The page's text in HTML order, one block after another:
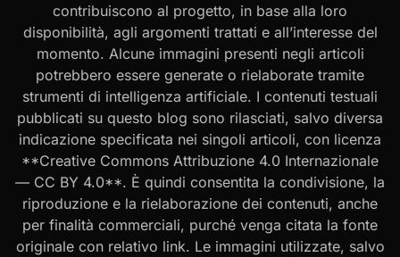
contribuiscono al progetto, in base alla loro
disponibilità, agli argomenti trattati e all’interesse del
momento. Alcune immagini presenti negli articoli
potrebbero essere generate o rielaborate tramite
strumenti di intelligenza artificiale. I contenuti testuali
pubblicati su questo blog sono rilasciati, salvo diversa
indicazione specificata nei singoli articoli, con licenza
**Creative Commons Attribuzione 4.0 Internazionale
— CC BY 4.0**. È quindi consentita la condivisione, la
riproduzione e la rielaborazione dei contenuti, anche
per finalità commerciali, purché venga citata la fonte
originale con relativo link. Le immagini utilizzate, salvo